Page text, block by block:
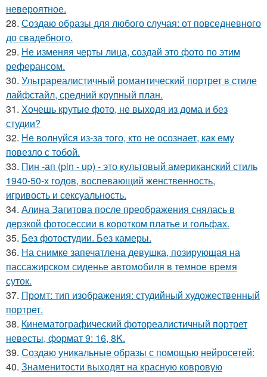
невероятное.
28. Создаю образы для любого случая: от повседневного
до свадебного.
29. Не изменяя черты лица, создай это фото по этим
реферансом.
30. Ультрареалистичный романтический портрет в стиле
лайфстайл, средний крупный план.
31. Хочешь крутые фото, не выходя из дома и без
студии?
32. Не волнуйся из-за того, кто не осознает, как ему
повезло с тобой.
33. Пин -ап (pin - up) - это культовый американский стиль
1940-50-х годов, воспевающий женственность,
игривость и сексуальность.
34. Алина Загитова после преображения снялась в
дерзкой фотосессии в коротком платье и гольфах.
35. Без фотостудии. Без камеры.
36. На снимке запечатлена девушка, позирующая на
пассажирском сиденье автомобиля в темное время
суток.
37. Промт: тип изображения: студийный художественный
портрет.
38. Кинематографический фотореалистичный портрет
невесты, формат 9: 16, 8K.
39. Создаю уникальные образы с помощью нейросетей:
40. Знаменитости выходят на красную ковровую